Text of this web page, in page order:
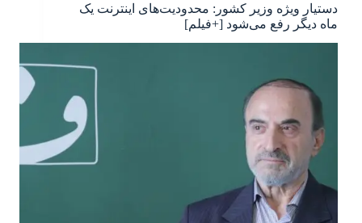
دستیار ویژه وزیر کشور: محدودیت‌های اینترنت یک
ماه دیگر رفع می‌شود [+فیلم]